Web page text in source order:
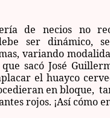
de necios no
ser dinámico,
variando
sacó José
el huayco
en bloque,
rojos. ¡Así